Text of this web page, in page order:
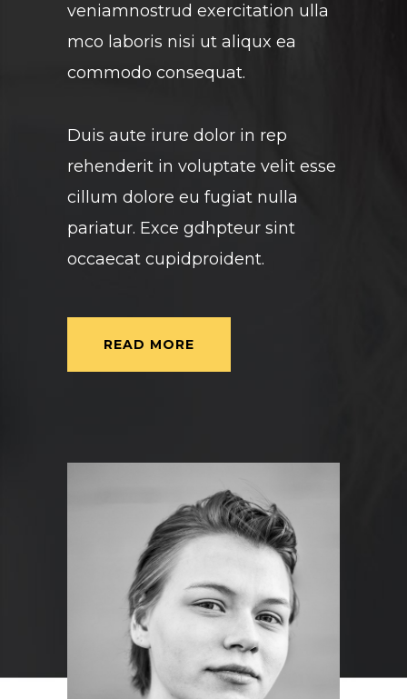
veniamnostrud exercitation ulla
mco laboris nisi ut aliqux ea
commodo consequat.
Duis aute irure dolor in rep
rehenderit in voluptate velit esse
cillum dolore eu fugiat nulla
pariatur. Exce gdhpteur sint
occaecat cupidproident.
READ MORE